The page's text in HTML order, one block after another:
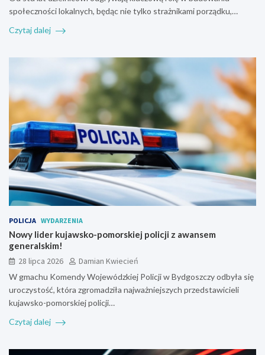
społeczności lokalnych, będąc nie tylko strażnikami porządku,…
Czytaj dalej
POLICJA WYDARZENIA
Nowy lider kujawsko-pomorskiej policji z awansem
generalskim!
28 lipca 2026
Damian Kwiecień
W gmachu Komendy Wojewódzkiej Policji w Bydgoszczy odbyła się
uroczystość, która zgromadziła najważniejszych przedstawicieli
kujawsko-pomorskiej policji…
Czytaj dalej